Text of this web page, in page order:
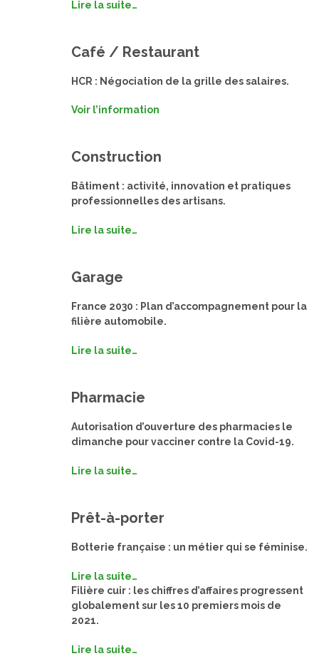
Lire la suite…
Café / Restaurant
HCR : Négociation de la grille des salaires.
Voir l’information
Construction
Bâtiment : activité, innovation et pratiques
professionnelles des artisans.
Lire la suite…
Garage
France 2030 : Plan d’accompagnement pour la
filière automobile.
Lire la suite…
Pharmacie
Autorisation d’ouverture des pharmacies le
dimanche pour vacciner contre la Covid-19.
Lire la suite…
Prêt-à-porter
Botterie française : un métier qui se féminise.
Lire la suite…
Filière cuir : les chiffres d’affaires progressent
globalement sur les 10 premiers mois de
2021.
Lire la suite…